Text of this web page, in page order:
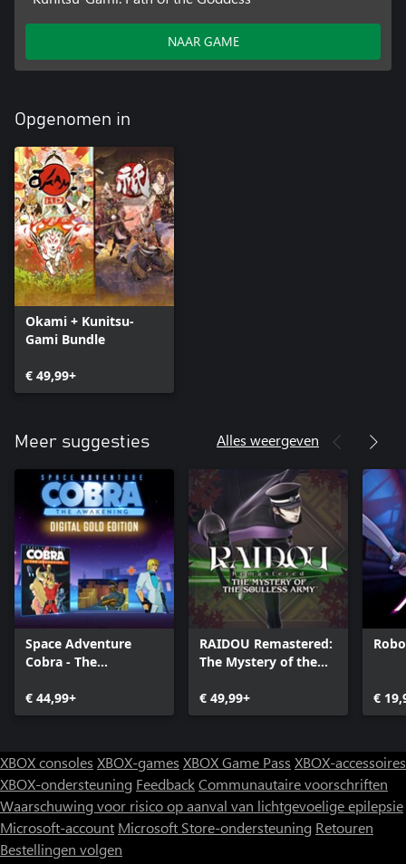
NAAR GAME
Opgenomen in
Okami + Kunitsu-
Gami Bundle
€ 49,99+
Meer suggesties Alles weergeven
Space Adventure
Cobra - The
Edition
€ 44,99+
RAIDOU Remastered:
The Mystery of the
€ 49,99+
€
XBOX consoles XBOX-games XBOX Game Pass XBOX-accessoires
XBOX-ondersteuning FeedbackCommunautaire voorschriften
Waarschuwing voor risico op aanval van lichtgevoelige epilepsie
Microsoft-account Microsoft Store-ondersteuning Retouren
Bestellingen volgen